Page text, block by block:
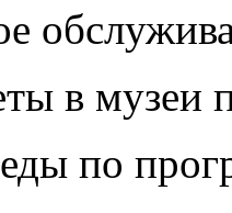
в музеи
по